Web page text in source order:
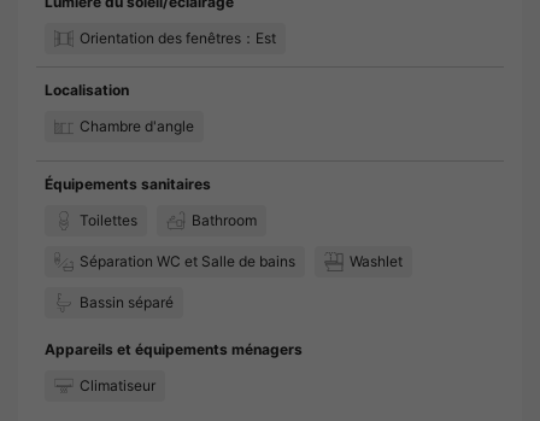
Orientation des fenêtres：Est
Localisation
Chambre d'angle
Équipements sanitaires
Toilettes
Bathroom
Séparation WC et Salle de bains Washlet
Bassin séparé
Appareils et équipements ménagers
Climatiseur